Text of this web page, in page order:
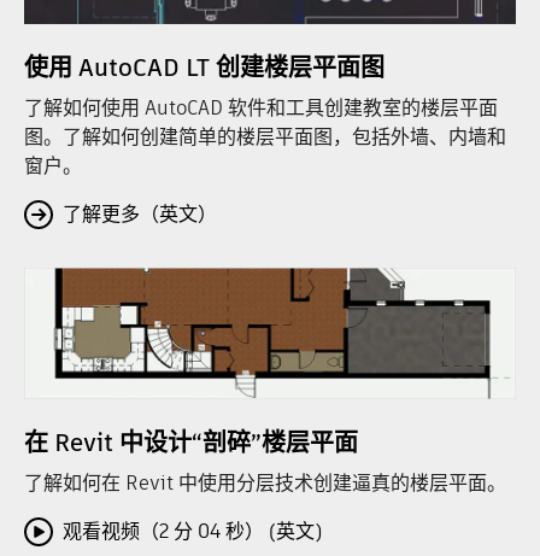
使用 AutoCAD LT 创建楼层平面图
了解如何使用 AutoCAD 软件和工具创建教室的楼层平面
图。了解如何创建简单的楼层平面图，包括外墙、内墙和
窗户。
了解更多（英文）
在 Revit 中设计“剖碎”楼层平面
了解如何在 Revit 中使用分层技术创建逼真的楼层平面。
观看视频（2 分 04 秒） (英文)